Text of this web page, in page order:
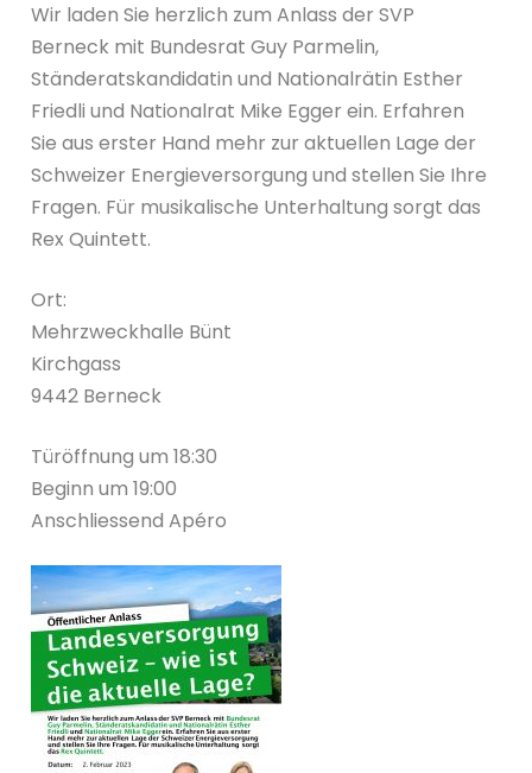
Wir laden Sie herzlich zum Anlass der SVP
Berneck mit Bundesrat Guy Parmelin,
Ständeratskandidatin und Nationalrätin Esther
Friedli und Nationalrat Mike Egger ein. Erfahren
Sie aus erster Hand mehr zur aktuellen Lage der
Schweizer Energieversorgung und stellen Sie Ihre
Fragen. Für musikalische Unterhaltung sorgt das
Rex Quintett.
Ort:
Mehrzweckhalle Bünt
Kirchgass
9442 Berneck
Türöffnung um 18:30
Beginn um 19:00
Anschliessend Apéro